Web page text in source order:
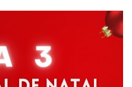
e falta de paz,
lugar paz com Deus. Mas